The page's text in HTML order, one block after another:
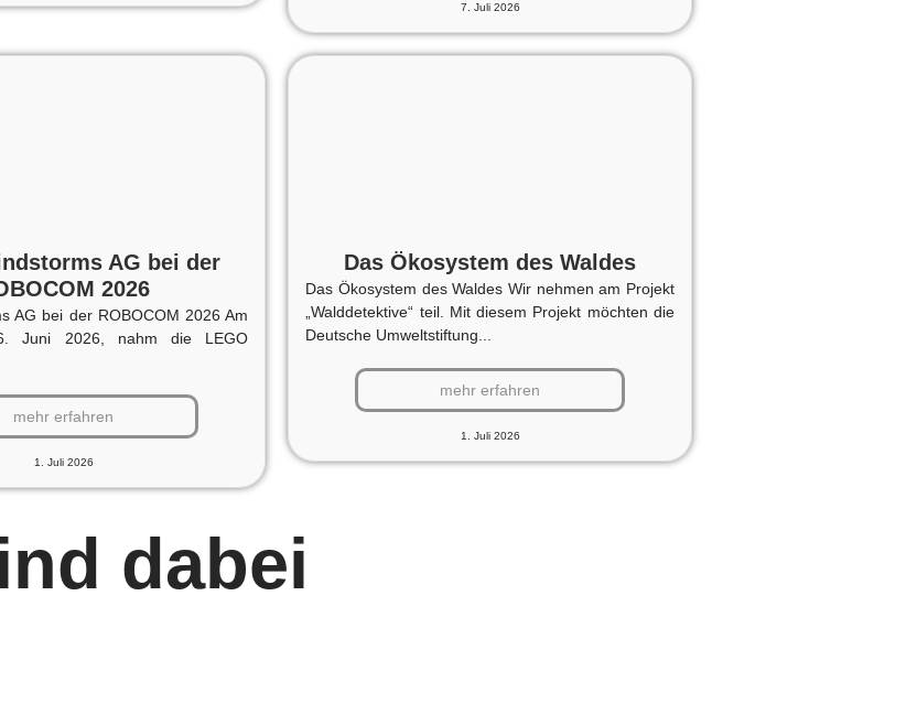
7. Juli 2026
AG bei der
2026
AG bei der ROBOCOM 2026 Am
Juni 2026, nahm die LEGO
mehr erfahren
1. Juli 2026
Das Ökosystem des Waldes
Das Ökosystem des Waldes Wir nehmen am Projekt
„Walddetektive“ teil. Mit diesem Projekt möchten die
Deutsche Umweltstiftung...
mehr erfahren
1. Juli 2026
dabei